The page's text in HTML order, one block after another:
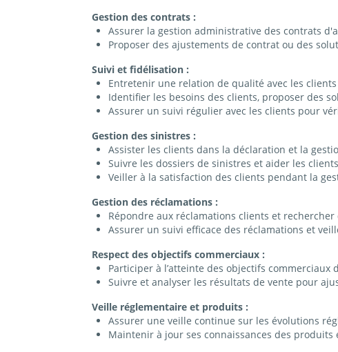
Gestion des contrats :
Assurer la gestion administrative des contrats
Proposer des ajustements de contrat ou des
Suivi et fidélisation :
Entretenir une relation de qualité avec les
Identifier les besoins des clients, proposer des
Assurer un suivi régulier avec les clients pour
Gestion des sinistres :
Assister les clients dans la déclaration et la
Suivre les dossiers de sinistres et aider les
Veiller à la satisfaction des clients pendant la
Gestion des réclamations :
Répondre aux réclamations clients et
Assurer un suivi efficace des réclamations et
Respect des objectifs commerciaux :
Participer à l’atteinte des objectifs commerciaux
Suivre et analyser les résultats de vente pour
Veille réglementaire et produits :
Assurer une veille continue sur les évolutions
Maintenir à jour ses connaissances des